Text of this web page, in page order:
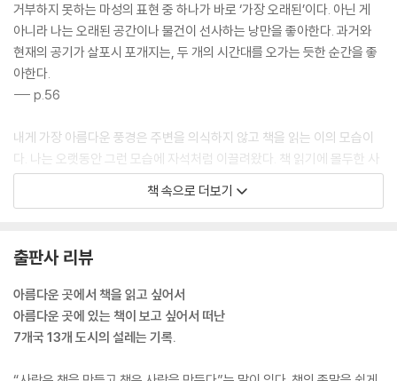
일본 후쿠오카:
‘이상한 것 탐지기’가 울렸다/ 후쿠오카 아트북페어
일본 사가:
선배 컬렉터를 만나다/ 양학당 서점
일본 도쿄:
조금 늦게 도착한 그림책/ 간다 진보초 고서점 축제
폴란드 바르샤바:
아침의 도서관, 밤의 도서관/ 바르샤바대학교 도서관
거부하지 못하는 마성의 표현 중 하나가 바로 ‘가장 오래된’이다. 아닌 게
아니라 나는 오래된 공간이나 물건이 선사하는 낭만을 좋아한다. 과거와
현재의 공기가 살포시 포개지는, 두 개의 시간대를 오가는 듯한 순간을 좋
아한다.
--- p.56
내게 가장 아름다운 풍경은 주변을 의식하지 않고 책을 읽는 이의 모습이
다. 나는 오랫동안 그런 모습에 자석처럼 이끌려왔다. 책 읽기에 몰두한 사
람의 표정을 볼 때면 형언할 수 없는 감동을 받는다. 그 순간만큼은 시간이
멈춘 것처럼 느껴지거나, 배경은 삭제된 채 오로지 그 사람만 확대된 것처
--- p.97
책 없는 곳에서는 살고 싶지 않다고 말하는 단호한 사람. 애써 모은 예쁜 그
림을 아낌없이 선물하는 다정함으로 살아가는 사람. 손님과 나누는 대화가
물다 보니 그에 대해서도 아주 조금은 알게 된 것 같다. 만일 나의 세계가
책 속으로 더보기
출판사 리뷰
아름다운 곳에서 책을 읽고 싶어서
아름다운 곳에 있는 책이 보고 싶어서 떠난
7개국 13개 도시의 설레는 기록.